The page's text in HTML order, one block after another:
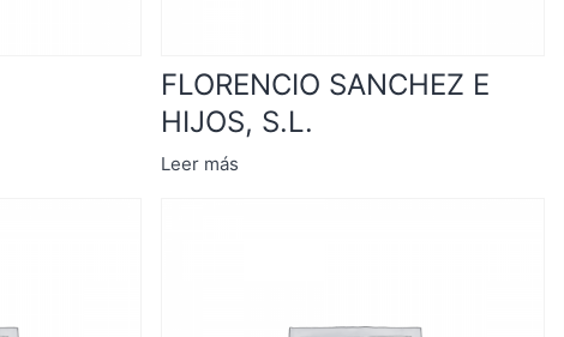
FLORENCIO SANCHEZ E
HIJOS, S.L.
Leer más